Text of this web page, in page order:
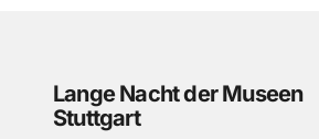
Lange Nacht der Museen
Stuttgart